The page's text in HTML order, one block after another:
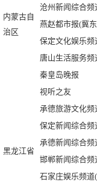
内蒙古自
治区
沧州新闻综合频
燕赵都市报(冀
保定文化娱乐频
唐山生活服务频
秦皇岛晚报
视听之友
黑龙江省
承德旅游文化频
保定新闻综合频
承德新闻综合频
邯郸新闻综合频
石家庄娱乐频道